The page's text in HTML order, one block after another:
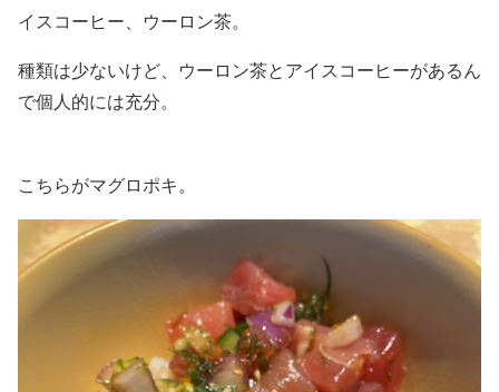
イスコーヒー、ウーロン茶。
種類は少ないけど、ウーロン茶とアイスコーヒーがあるん
で個人的には充分。
こちらがマグロポキ。